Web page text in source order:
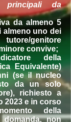
principali da
da almeno 5
almeno uno dei
genitore
convive;
della
Equivalente)
(se il nucleo
da un solo
richiesto a
2023 e in corso
della
domanda, non